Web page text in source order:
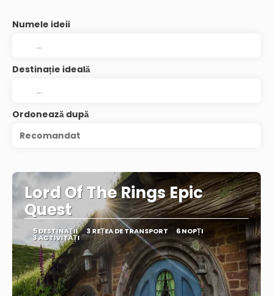
Numele ideii
Destinație ideală
Ordonează după
Recomandat
Lord Of The Rings Epic
Quest
5 DESTINAŢII 3 REȚEA DE TRANSPORT 6 NOPȚI
3 ACTIVITĂȚI